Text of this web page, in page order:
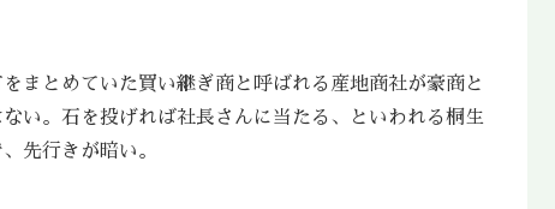
まとめていた買い継ぎ商と呼ばれる産地商社が豪商と
い。石を投げれば社長さんに当たる、といわれる桐生
先行きが暗い。